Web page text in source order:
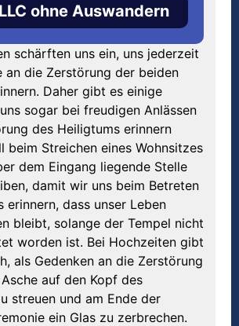
LLC ohne Auswandern
schärften uns ein, uns jederzeit
an die Zerstörung der beiden
Daher gibt es einige
sogar bei freudigen Anlässen
des Heiligtums erinnern
beim Streichen eines Wohnsitzes
dem Eingang liegende Stelle
damit wir uns beim Betreten
erinnern, dass unser Leben
bleibt, solange der Tempel nicht
worden ist. Bei Hochzeiten gibt
als Gedenken an die Zerstörung
auf den Kopf des
streuen und am Ende der
ein Glas zu zerbrechen.